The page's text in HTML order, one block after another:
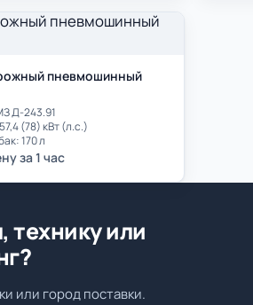
пневмошинный
Д-243.91
(78) кВт (л.с.)
170 л
за 1 час
технику или
или город поставки.